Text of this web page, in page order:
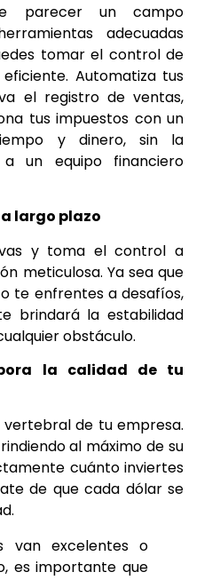
parecer un campo
adecuadas
tomar el control de
Automatiza tus
el registro de ventas,
tus impuestos con un
y dinero, sin la
un equipo financiero
largo plazo
y toma el control a
meticulosa. Ya sea que
te enfrentes a desafíos,
brindará la estabilidad
obstáculo.
la calidad de tu
vertebral de tu empresa.
al máximo de su
cuánto inviertes
de que cada dólar se
van excelentes o
es importante que